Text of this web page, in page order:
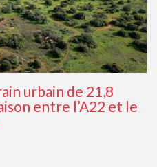
urbain de 21,8
entre l’A22 et le